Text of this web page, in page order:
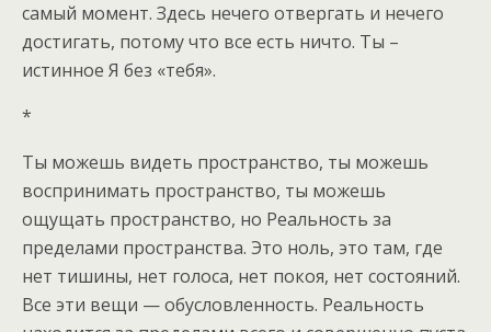
самый момент. Здесь нечего отвергать и нечего
достигать, потому что все есть ничто. Ты –
истинное Я без «тебя».
*
Ты можешь видеть пространство, ты можешь
воспринимать пространство, ты можешь
ощущать пространство, но Реальность за
пределами пространства. Это ноль, это там, где
нет тишины, нет голоса, нет покоя, нет состояний.
Все эти вещи — обусловленность. Реальность